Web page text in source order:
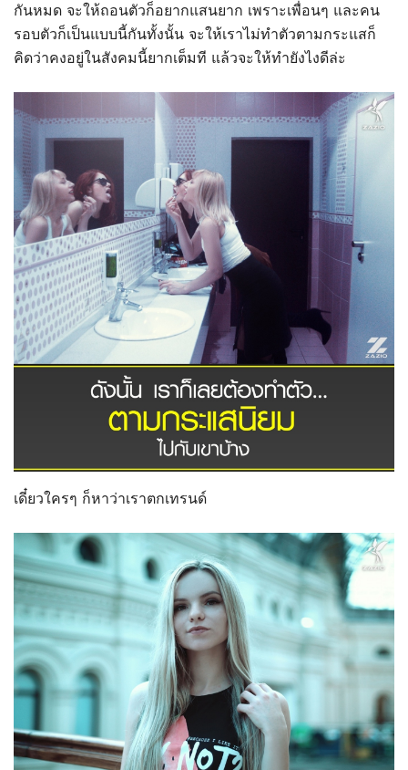
กันหมด จะให้ถอนตัวก็อยากแสนยาก เพราะเพื่อนๆ และคน
รอบตัวก็เป็นแบบนี้กันทั้งนั้น จะให้เราไม่ทำตัวตามกระแสก็
คิดว่าคงอยู่ในสังคมนี้ยากเต็มที แล้วจะให้ทำยังไงดีล่ะ
เดี๋ยวใครๆ ก็หาว่าเราตกเทรนด์